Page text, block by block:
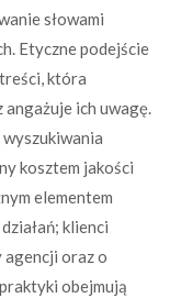
słowami
Etyczne podejście
która
ich uwagę.
kosztem jakości
elementem
klienci
oraz o
obejmują